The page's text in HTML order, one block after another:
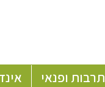
תרבות ופנאי